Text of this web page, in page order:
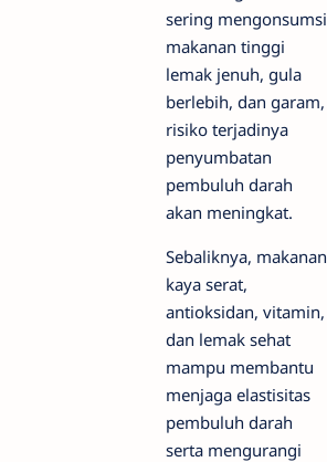
sering mengonsumsi
makanan tinggi
lemak jenuh, gula
berlebih, dan garam,
risiko terjadinya
penyumbatan
pembuluh darah
akan meningkat.
Sebaliknya, makanan
kaya serat,
antioksidan, vitamin,
dan lemak sehat
mampu membantu
menjaga elastisitas
pembuluh darah
serta mengurangi